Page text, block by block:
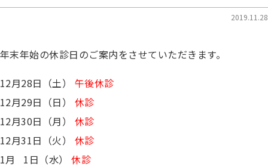
2019.11.28
年末年始の休診日のご案内をさせていただきます。
12月28日（土） 午後休診
12月29日（日） 休診
12月30日（月） 休診
12月31日（火） 休診
1月 1日（水）休診